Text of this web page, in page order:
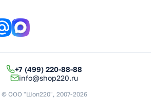
+7 (499) 220-88-88
info@shop220.ru
© ООО "Шоп220", 2007-2026